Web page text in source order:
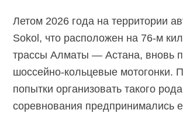
Летом 2026 года на территории
Sokol, что расположен на 76-м
трассы Алматы — Астана, вновь
шоссейно-кольцевые мотогонки.
попытки организовать такого рода
соревнования предпринимались